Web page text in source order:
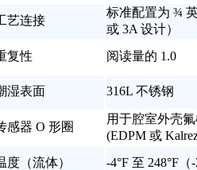
艺连接
标准配置为 ¾
或 3A 设计）
复性
阅读量的 1.0
湿表面 316L 不锈钢
感器 O 形圈
用于腔室外壳
(EDPM 或
度（流体）
-4°F 至 248°F（-